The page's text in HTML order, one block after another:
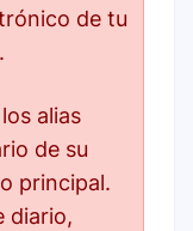
de tu
alias
de su
principal.
diario,